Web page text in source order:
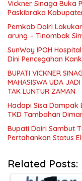
Vickner Sinaga Buka
Paskibraka
Pemkab Dairi
arung – Tinombak
SunWay IPOH
Dini Pencegahan
BUPATI VICKNER
MAHASISWA UDA
TAK LUNTUR ZAMAN
Hadapi Sisa Dampak
TKD Tambahan
Bupati Dairi Sambut
Pertahankan Status
Related Posts: